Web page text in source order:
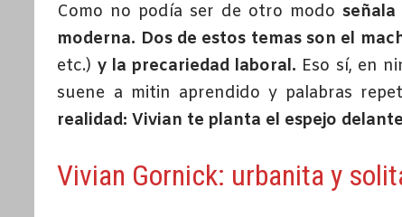
Como no podía ser de otro modo
moderna. Dos de estos temas son el
etc.) y la precariedad laboral. Eso sí, en
suene a mitin aprendido y palabras
realidad: Vivian te planta el espejo
Vivian Gornick: urbanita y